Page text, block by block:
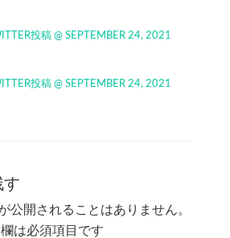
投稿 @ SEPTEMBER 24, 2021
投稿 @ SEPTEMBER 24, 2021
公開されることはありません。
は必須項目です